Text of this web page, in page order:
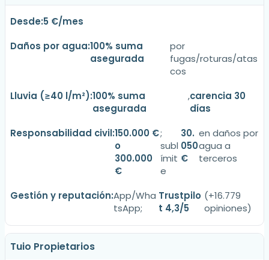
5 €/mes
100% suma
asegurada
por
fugas/roturas/atas
cos
100% suma
asegurada
,carencia 30
días
150.000 €
o
300.000
€
;
subl
ímit
e
30.
050
€
en daños por
agua a
terceros
App/Wha
tsApp;
Trustpilo
t 4,3/5
(+16.779
opiniones)
Tuio Propietarios